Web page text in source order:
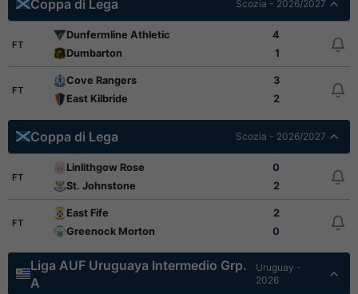
Coppa di Lega Scozia - 2026/2027
FT
Dunfermline Athletic
4
Dumbarton
1
FT
Cove Rangers
3
East Kilbride
2
Coppa di Lega Scozia - 2026/2027
FT
Linlithgow Rose
0
St. Johnstone
2
FT
East Fife
2
Greenock Morton
0
Liga AUF Uruguaya Intermedio Grp.
A
Uruguay -
2026